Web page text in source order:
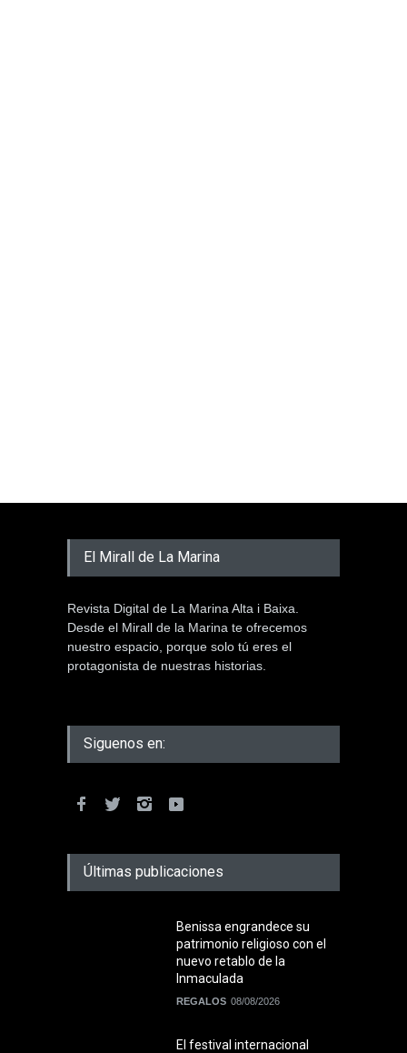
El Mirall de La Marina
Revista Digital de La Marina Alta i Baixa.
Desde el Mirall de la Marina te ofrecemos
nuestro espacio, porque solo tú eres el
protagonista de nuestras historias.
Siguenos en:
Últimas publicaciones
Benissa engrandece su
patrimonio religioso con el
nuevo retablo de la
Inmaculada
REGALOS 08/08/2026
El festival internacional